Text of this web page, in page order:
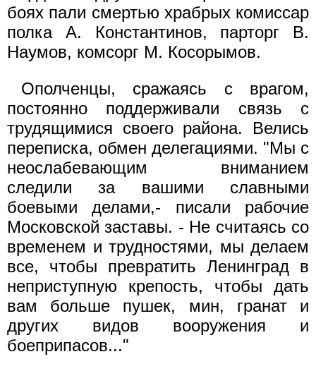
боях пали смертью храбрых комиссар
полка А. Константинов, парторг В.
Наумов, комсорг М. Косорымов.
Ополченцы, сражаясь с врагом,
постоянно поддерживали связь с
трудящимися своего района. Велись
переписка, обмен делегациями. "Мы с
неослабевающим вниманием
следили за вашими славными
боевыми делами,- писали рабочие
Московской заставы. - Не считаясь со
временем и трудностями, мы делаем
все, чтобы превратить Ленинград в
неприступную крепость, чтобы дать
вам больше пушек, мин, гранат и
других видов вооружения и
боеприпасов..."